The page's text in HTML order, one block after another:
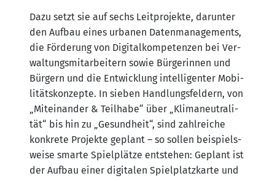
Dazu setzt sie auf sechs Leit­pro­jek­te, dar­un­ter
den Auf­bau eines urba­nen Daten­ma­nage­ments,
die För­de­rung von Digi­tal­kom­pe­ten­zen bei Ver­
wal­tungs­mit­ar­bei­tern sowie Bür­ge­rin­nen und
Bür­gern und die Ent­wick­lung intel­li­gen­ter Mobi­
li­täts­kon­zep­te. In sie­ben Hand­lungs­fel­dern, von
„Mit­ein­an­der & Teil­ha­be“ über „Kli­ma­neu­tra­li­
tät“ bis hin zu „Gesund­heit“, sind zahl­rei­che
kon­kre­te Pro­jek­te geplant – so sol­len bei­spiels­
wei­se smar­te Spiel­plät­ze ent­ste­hen: Geplant ist
der Auf­bau einer digi­ta­len Spiel­platz­kar­te und